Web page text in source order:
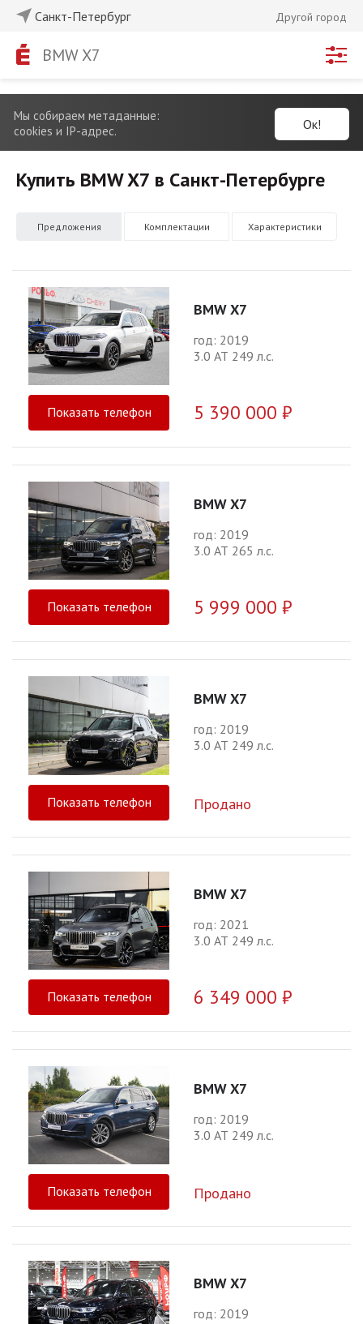
Санкт-Петербург Другой город
BMW X7
Мы собираем метаданные:
cookies и IP-адрес.
Ок!
Купить BMW X7 в Санкт-Петербурге
Предложения Комплектации Характеристики
BMW X7
год: 2019
3.0 АТ 249 л.с.
Показать телефон 5 390 000 ₽
BMW X7
год: 2019
3.0 АТ 265 л.с.
Показать телефон 5 999 000 ₽
BMW X7
год: 2019
3.0 АТ 249 л.с.
Показать телефон Продано
BMW X7
год: 2021
3.0 АТ 249 л.с.
Показать телефон 6 349 000 ₽
BMW X7
год: 2019
3.0 АТ 249 л.с.
Показать телефон Продано
BMW X7
год: 2019